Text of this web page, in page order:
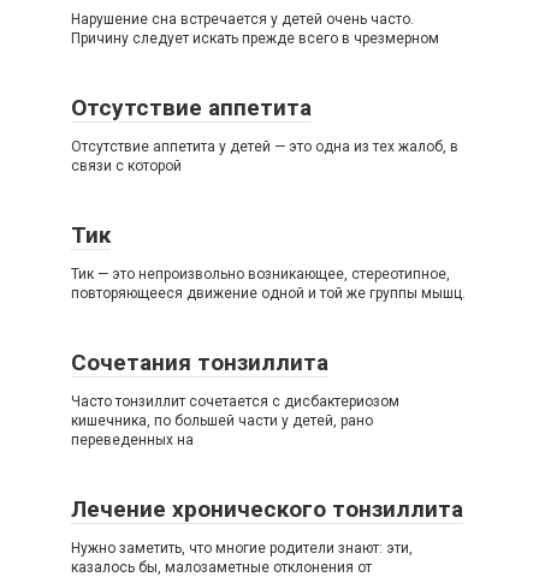
Нарушение сна встречается у детей очень часто.
Причину следует искать прежде всего в чрезмерном
Отсутствие аппетита
Отсутствие аппетита у детей — это одна из тех жалоб, в
связи с которой
Тик
Тик — это непроизвольно возникающее, стереотипное,
повторяющееся движение одной и той же группы мышц.
Сочетания тонзиллита
Часто тонзиллит сочетается с дисбактериозом
кишечника, по большей части у детей, рано
переведенных на
Лечение хронического тонзиллита
Нужно заметить, что многие родители знают: эти,
казалось бы, малозаметные отклонения от